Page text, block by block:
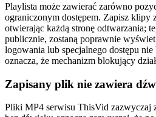
Playlista może zawierać zarówno
ograniczonym dostępem. Zapisz klipy
otwierając każdą stronę odtwarzania;
publicznie, zostaną poprawnie
logowania lub specjalnego dostępu
oznacza, że mechanizm blokujący
Zapisany plik nie zawiera
Pliki MP4 serwisu ThisVid zazwyczaj